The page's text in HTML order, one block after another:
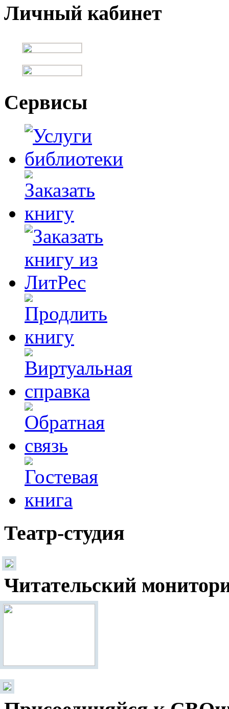
Личный кабинет
Сервисы
Театр-студия
Читательский